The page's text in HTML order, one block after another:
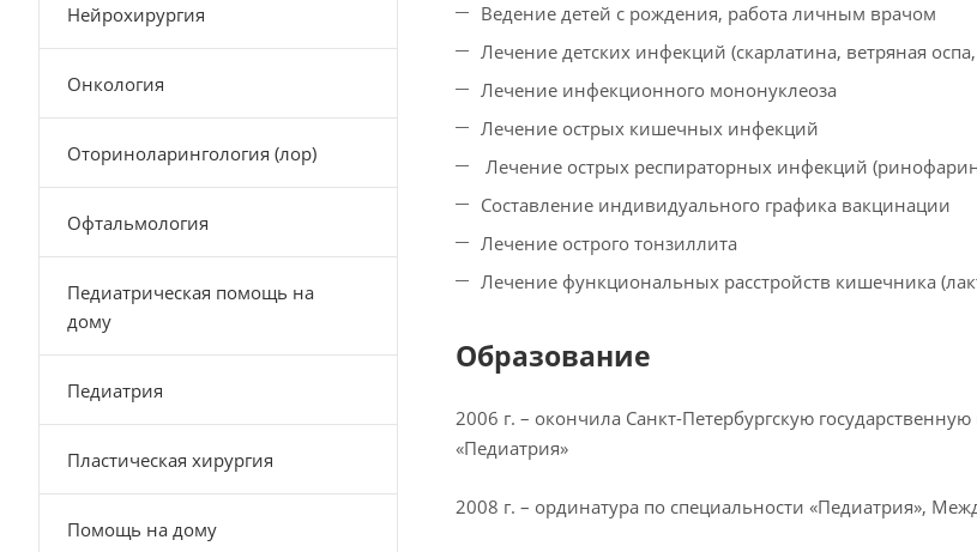
Ведение детей с рождения, работа личным врачом
Лечение детских инфекций (скарлатина, ветряная
Лечение инфекционного мононуклеоза
Лечение острых кишечных инфекций
Лечение острых респираторных инфекций
Составление индивидуального графика вакцинации
Лечение острого тонзиллита
Лечение функциональных расстройств кишечника
Образование
2006 г. – окончила Санкт-Петербургскую
«Педиатрия»
2008 г. – ординатура по специальности «Педиатрия»,
Нейрохирургия
Онкология
Оториноларингология (лор)
Офтальмология
Педиатрическая помощь на
дому
Педиатрия
Пластическая хирургия
Помощь на дому